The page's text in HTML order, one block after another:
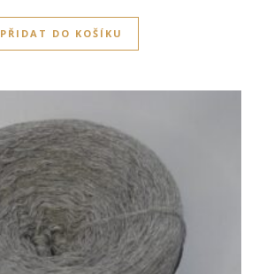
PŘIDAT DO KOŠÍKU